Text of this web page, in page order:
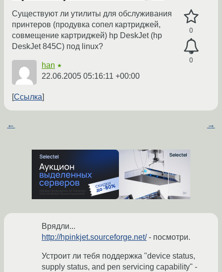
0
0
Существуют ли утилиты для обслуживания
принтеров (продувка сопел картриджей,
совмещение картриджей) hp DeskJet (hp
DeskJet 845C) под linux?
han ★
22.06.2005 05:16:11 +00:00
Ссылка
← →
Врядли...
http://hpinkjet.sourceforge.net/- посмотри.
Устроит ли тебя поддержка "device status,
supply status, and pen servicing capability" -